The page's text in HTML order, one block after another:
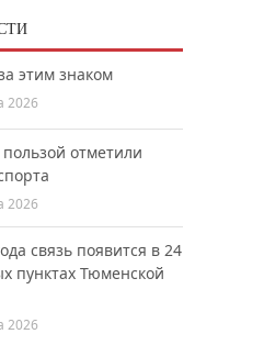
этим знаком
2026
отметили
2026
связь появится в 24
пунктах Тюменской
2026